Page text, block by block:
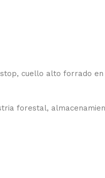
cuello alto
forestal,